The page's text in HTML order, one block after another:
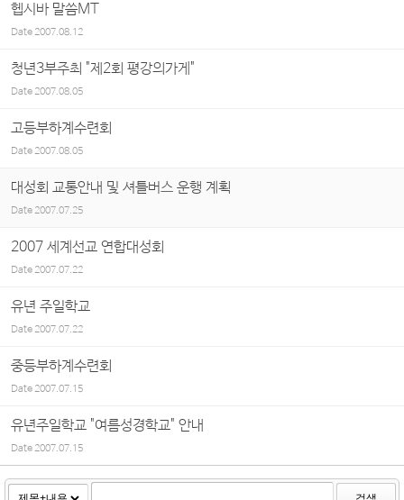
헵시바 말씀MT
Date2007.08.12
청년3부주최 "제2회 평강의가게"
Date2007.08.05
고등부하계수련회
Date2007.08.05
대성회 교통안내 및 셔틀버스 운행 계획
Date 2007.07.25
2007 세계선교 연합대성회
Date2007.07.22
유년 주일학교
Date2007.07.22
중등부하계수련회
Date2007.07.15
유년주일학교 "여름성경학교" 안내
Date2007.07.15